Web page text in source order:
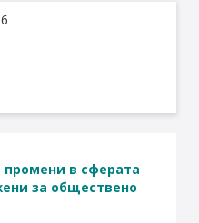
в сферата
за обществено